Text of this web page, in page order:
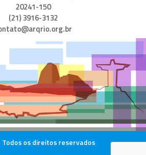
20241-150
(21) 3916-3132
Todos os direitos reservados